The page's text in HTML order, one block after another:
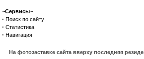
~Сервисы~
· Поиск по сайту
· Статистика
· Навигация
На фотозаставке сайта вверху последняя